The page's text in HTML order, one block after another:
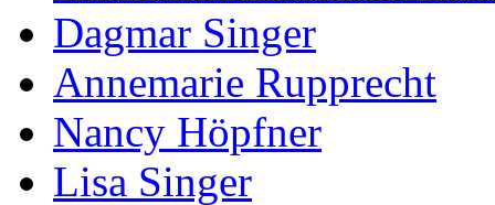
Dagmar Singer
Annemarie Rupprecht
Nancy Höpfner
Lisa Singer